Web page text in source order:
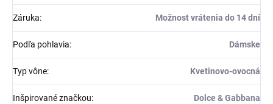
Záruka: Možnost vrátenia do 14 dní
Podľa pohlavia: Dámske
Typ vône: Kvetinovo-ovocná
Inšpirované značkou: Dolce & Gabbana